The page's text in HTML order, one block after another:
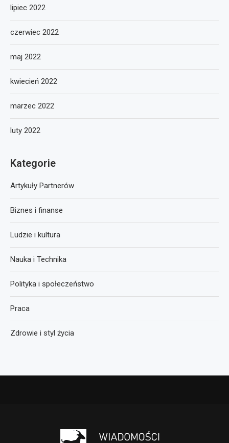
lipiec 2022
czerwiec 2022
maj 2022
kwiecień 2022
marzec 2022
luty 2022
Kategorie
Artykuły Partnerów
Biznes i finanse
Ludzie i kultura
Nauka i Technika
Polityka i społeczeństwo
Praca
Zdrowie i styl życia